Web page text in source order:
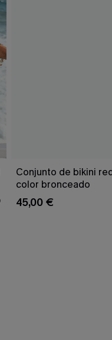
Conjunto de bikini
color bronceado
45,00 €